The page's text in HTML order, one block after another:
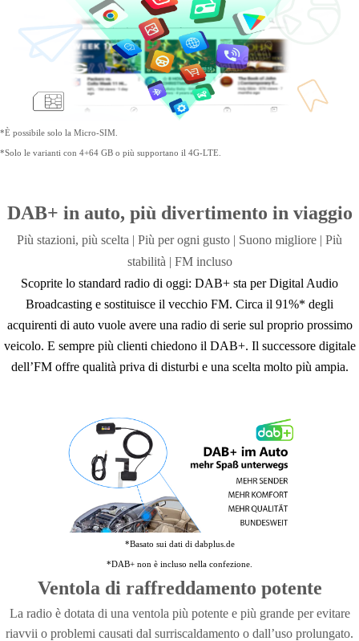
*È possibile solo la Micro-SIM.
*Solo le varianti con 4+64 GB o più supportano il 4G-LTE.
DAB+ in auto, più divertimento in viaggio
Più stazioni, più scelta | Più per ogni gusto | Suono migliore | Più
stabilità | FM incluso
Scoprite lo standard radio di oggi: DAB+ sta per Digital Audio
Broadcasting e sostituisce il vecchio FM. Circa il 91%* degli
acquirenti di auto vuole avere una radio di serie sul proprio prossimo
veicolo. E sempre più clienti chiedono il DAB+. Il successore digitale
dell’FM offre qualità priva di disturbi e una scelta molto più ampia.
*Basato sui dati di dabplus.de
*DAB+ non è incluso nella confezione.
Ventola di raffreddamento potente
La radio è dotata di una ventola più potente e più grande per evitare
riavvii o problemi causati dal surriscaldamento o dall’uso prolungato.